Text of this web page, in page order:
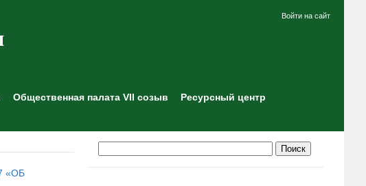
Войти на сайт
Общественная палата VII созыв
Ресурсный центр
«ОБ